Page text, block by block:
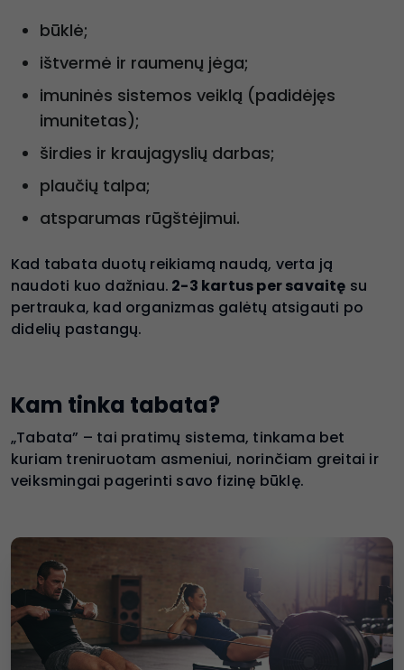
būklė;
ištvermė ir raumenų jėga;
imuninės sistemos veiklą (padidėjęs
imunitetas);
širdies ir kraujagyslių darbas;
plaučių talpa;
atsparumas rūgštėjimui.
Kad tabata duotų reikiamą naudą, verta ją
naudoti kuo dažniau. 2-3 kartus per savaitę su
pertrauka, kad organizmas galėtų atsigauti po
didelių pastangų.
Kam tinka tabata?
„Tabata” – tai pratimų sistema, tinkama bet
kuriam treniruotam asmeniui, norinčiam greitai ir
veiksmingai pagerinti savo fizinę būklę.